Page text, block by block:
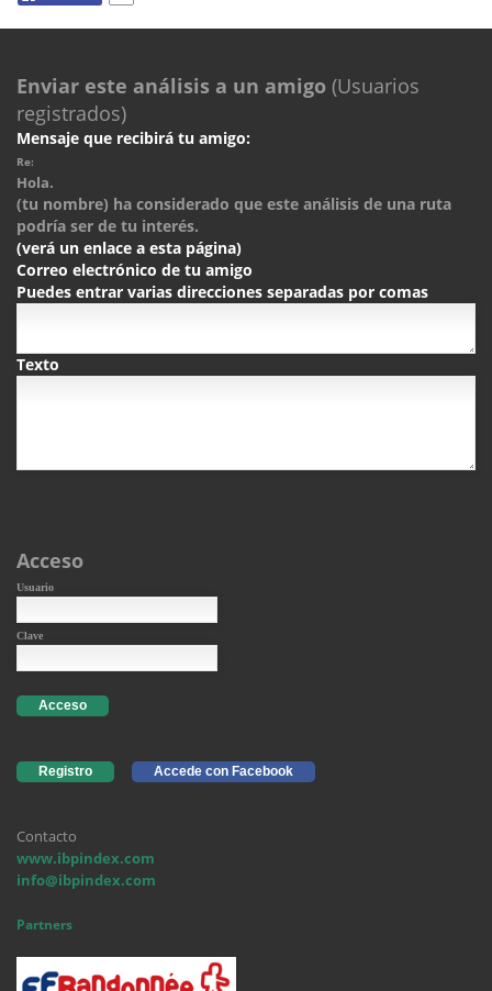
Enviar este análisis a un amigo (Usuarios
registrados)
Mensaje que recibirá tu amigo:
Re:
Hola.
(tu nombre) ha considerado que este análisis de una ruta
podría ser de tu interés.
(verá un enlace a esta página)
Correo electrónico de tu amigo
Puedes entrar varias direcciones separadas por comas
Texto
Acceso
Usuario
Clave
Acceso
Registro Accede con Facebook
Contacto
www.ibpindex.com
info@ibpindex.com
Partners